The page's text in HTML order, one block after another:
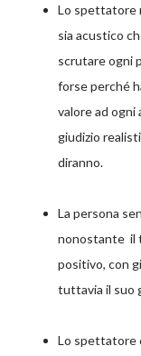
Lo spettatore
sia acustico
scrutare ogni
forse perché
valore ad ogni
giudizio
diranno.
La persona
nonostante il
positivo, con
tuttavia il suo
Lo spettatore